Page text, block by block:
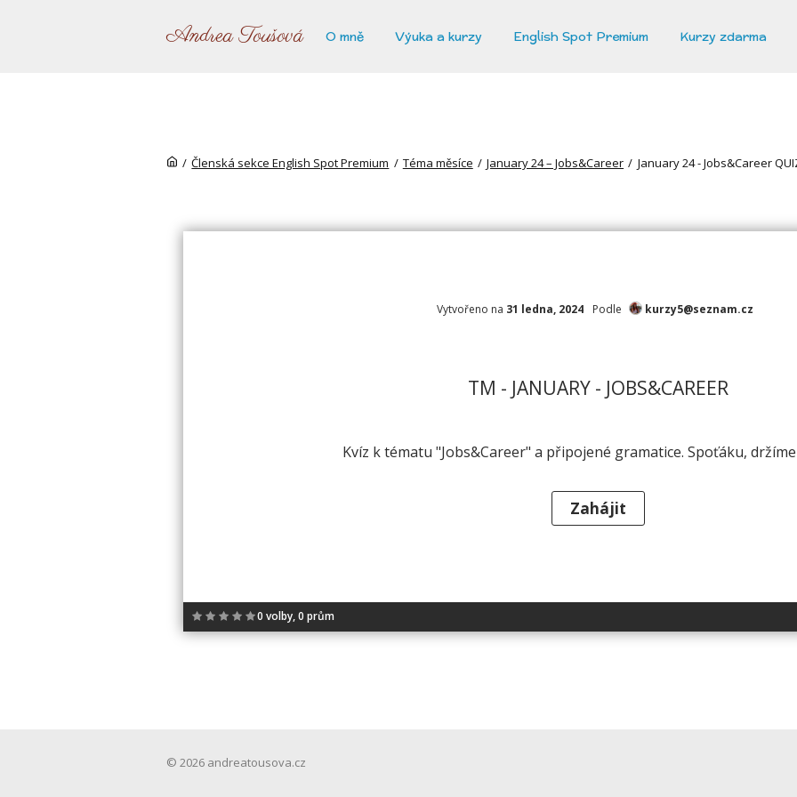
Andrea Toušová O mně Výuka a kurzy English Spot Premium Kurzy zdarma
/ Členská sekce English Spot Premium / Téma měsíce / January 24 – Jobs&Career / January 24 - Jobs&Career
0 volby, 0 prům
Vytvořeno na 31 ledna, 2024 Podle kurzy5@seznam.cz
TM - JANUARY - JOBS&CAREER
Kvíz k tématu "Jobs&Career" a připojené gramatice. Spoťáku,
© 2026 andreatousova.cz